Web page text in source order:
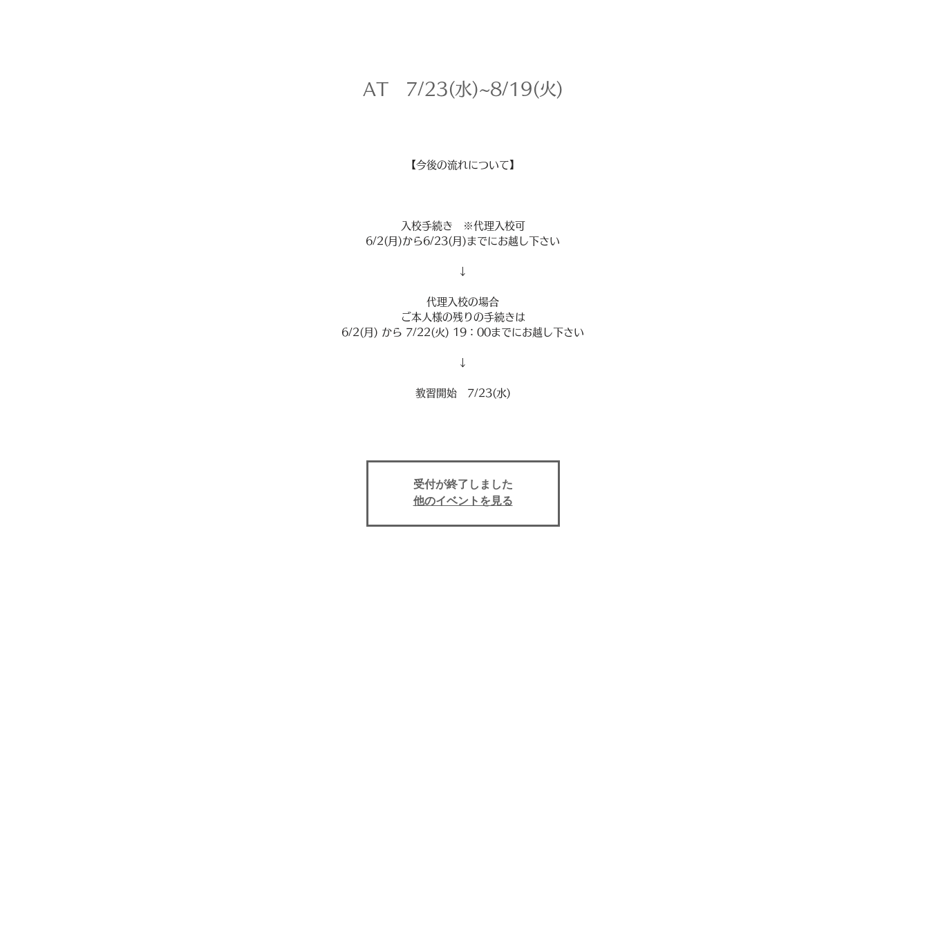
AT 7/23(水)~8/19(火)
【今後の流れについて】
入校手続き ※代理入校可
6/2(月)から6/23(月)までにお越し下さい
↓
代理入校の場合
ご本人様の残りの手続きは
6/2(月) から 7/22(火) 19：00までにお越し下さい
↓
教習開始 7/23(水)
受付が終了しました
他のイベントを見る